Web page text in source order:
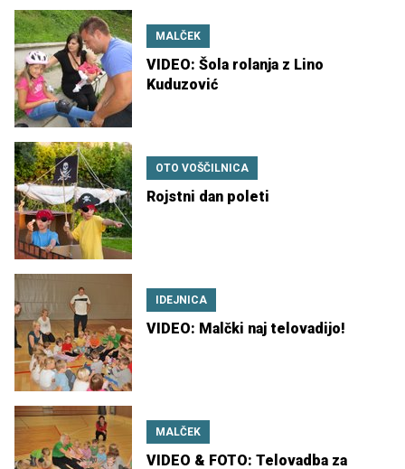
MALČEK
VIDEO: Šola rolanja z Lino
Kuduzović
OTO VOŠČILNICA
Rojstni dan poleti
IDEJNICA
VIDEO: Malčki naj telovadijo!
MALČEK
VIDEO & FOTO: Telovadba za